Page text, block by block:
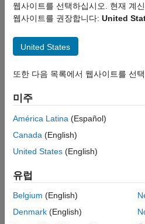
Instrument Control Toolbox
드라이버 기반 계측기 통신
이 페이지 내용
계측기 탐색기 앱 열기
예제
툴스트립
계측기 탐색기
MATLAB
R2024a 이후
설명
계측기 탐색기
연결하고 통신할 수 있는 사용자
Instrument Control Toolbox™
VXIplug&playDrivers
Install Instrument Control
웹사이트를 선택하십시오. 현재 계
웹사이트를 권장합니다: United
United States
또한 다음 목록에서 웹사이트를 선
미주
América Latina (Español)
Canada (English)
United States (English)
유럽
Belgium (English)
Denmark (English)